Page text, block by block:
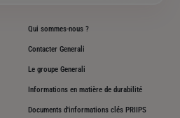
Qui sommes-nous ?
Contacter Generali
Le groupe Generali
Informations en matière de durabilité
Documents d'informations clés PRIIPS